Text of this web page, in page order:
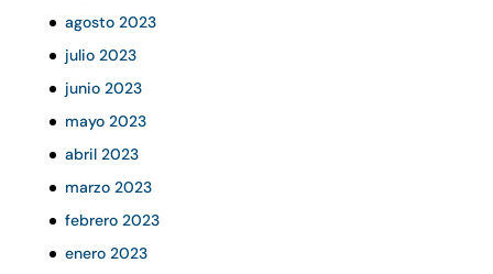
agosto 2023
julio 2023
junio 2023
mayo 2023
abril 2023
marzo 2023
febrero 2023
enero 2023